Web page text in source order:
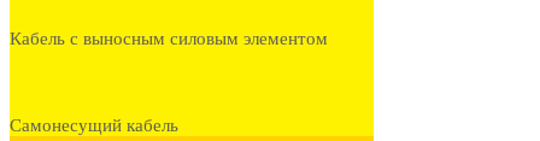
Кабель с выносным силовым элементом
Самонесущий кабель